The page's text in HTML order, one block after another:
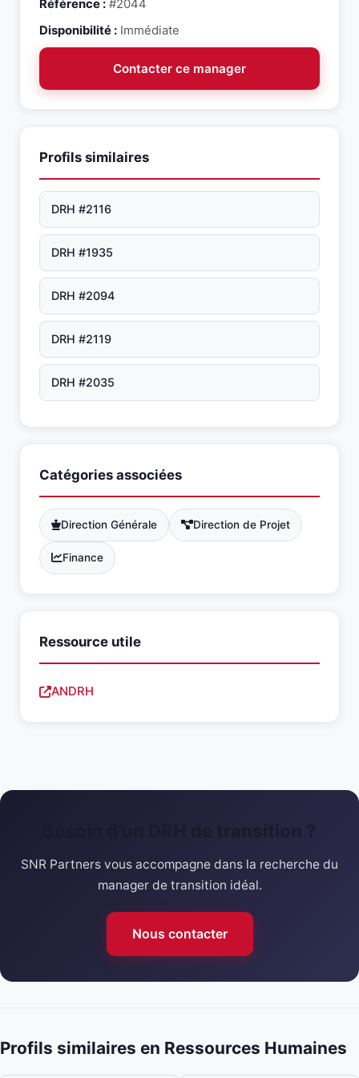
Référence : #2044
Disponibilité : Immédiate
Contacter ce manager
Profils similaires
DRH #2116
DRH #1935
DRH #2094
DRH #2119
DRH #2035
Catégories associées
Direction Générale Direction de Projet
Finance
Ressource utile
ANDRH
SNR Partners vous accompagne dans la recherche du
manager de transition idéal.
Nous contacter
Profils similaires en Ressources Humaines